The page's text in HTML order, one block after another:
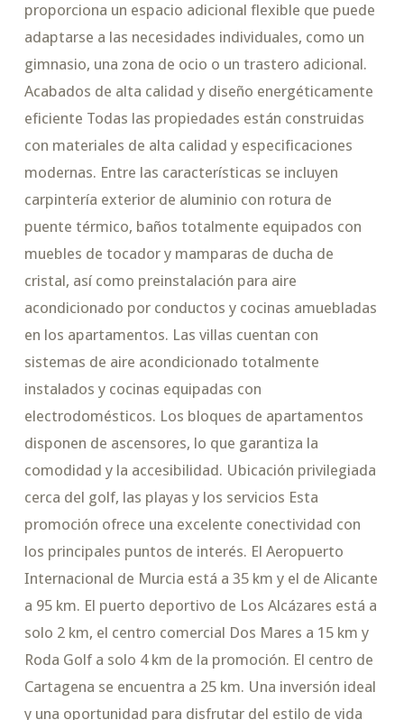
proporciona un espacio adicional flexible que puede
adaptarse a las necesidades individuales, como un
gimnasio, una zona de ocio o un trastero adicional.
Acabados de alta calidad y diseño energéticamente
eficiente Todas las propiedades están construidas
con materiales de alta calidad y especificaciones
modernas. Entre las características se incluyen
carpintería exterior de aluminio con rotura de
puente térmico, baños totalmente equipados con
muebles de tocador y mamparas de ducha de
cristal, así como preinstalación para aire
acondicionado por conductos y cocinas amuebladas
en los apartamentos. Las villas cuentan con
sistemas de aire acondicionado totalmente
instalados y cocinas equipadas con
electrodomésticos. Los bloques de apartamentos
disponen de ascensores, lo que garantiza la
comodidad y la accesibilidad. Ubicación privilegiada
cerca del golf, las playas y los servicios Esta
promoción ofrece una excelente conectividad con
los principales puntos de interés. El Aeropuerto
Internacional de Murcia está a 35 km y el de Alicante
a 95 km. El puerto deportivo de Los Alcázares está a
solo 2 km, el centro comercial Dos Mares a 15 km y
Roda Golf a solo 4 km de la promoción. El centro de
Cartagena se encuentra a 25 km. Una inversión ideal
y una oportunidad para disfrutar del estilo de vida